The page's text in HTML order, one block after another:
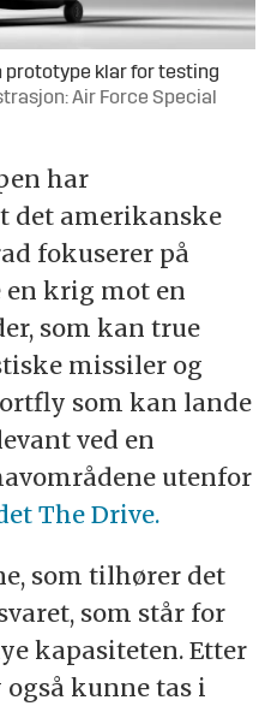
prototype klar for testing
Air Force Special
har
det amerikanske
fokuserer på
krig mot en
som kan true
missiler og
som kan lande
ved en
utenfor
The Drive.
som tilhører det
som står for
kapasiteten. Etter
kunne tas i